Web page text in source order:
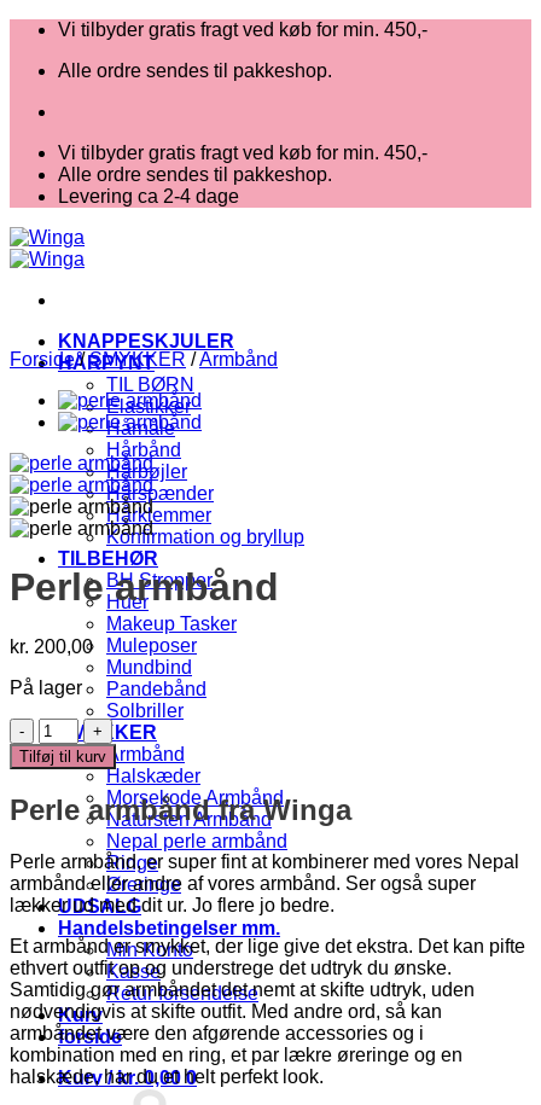
Fortsæt
indhold
Vi tilbyder gratis fragt ved køb for min. 450,-
Alle ordre sendes til pakkeshop.
Vi tilbyder gratis fragt ved køb for min. 450,-
Alle ordre sendes til pakkeshop.
Levering ca 2-4 dage
KNAPPESKJULER
HÅRPYNT
TIL BØRN
Elastikker
Hårnåle
Hårbånd
Hårbøjler
Hårspænder
Hårklemmer
Konfirmation og bryllup
TILBEHØR
BH Stropper
Huer
Makeup Tasker
Muleposer
Mundbind
Pandebånd
Solbriller
SMYKKER
Armbånd
Halskæder
Morsekode Armbånd
Natursten Armbånd
Nepal perle armbånd
Ringe
Øreringe
UDSALG
Handelsbetingelser mm.
Min Konto
Kasse
Retur forsendelse
Kurv
forside
Kurv /kr.0,00 0
Forside / SMYKKER /Armbånd
Perle armbånd
kr. 200,00
På lager
Perle
armbånd
antal
Tilføj til kurv
Perle armbånd fra Winga
Perle armbånd, er super fint at kombinerer med vores Nepal
armbånd eller andre af vores armbånd. Ser også super
lækker ud med dit ur. Jo flere jo bedre.
Et armbånd er smykket, der lige give det ekstra. Det kan pifte
ethvert outfit op og understrege det udtryk du ønske.
Samtidig gør armbåndet det nemt at skifte udtryk, uden
nødvendigvis at skifte outfit. Med andre ord, så kan
armbåndet være den afgørende accessories og i
kombination med en ring, et par lækre øreringe og en
halskæde, har du et helt perfekt look.